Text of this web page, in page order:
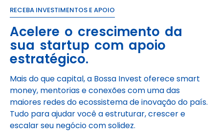
RECEBA INVESTIMENTOS E APOIO
Acelere o crescimento da
sua startup com apoio
estratégico.
Mais do que capital, a Bossa Invest oferece smart
money, mentorias e conexões com uma das
maiores redes do ecossistema de inovação do país.
Tudo para ajudar você a estruturar, crescer e
escalar seu negócio com solidez.